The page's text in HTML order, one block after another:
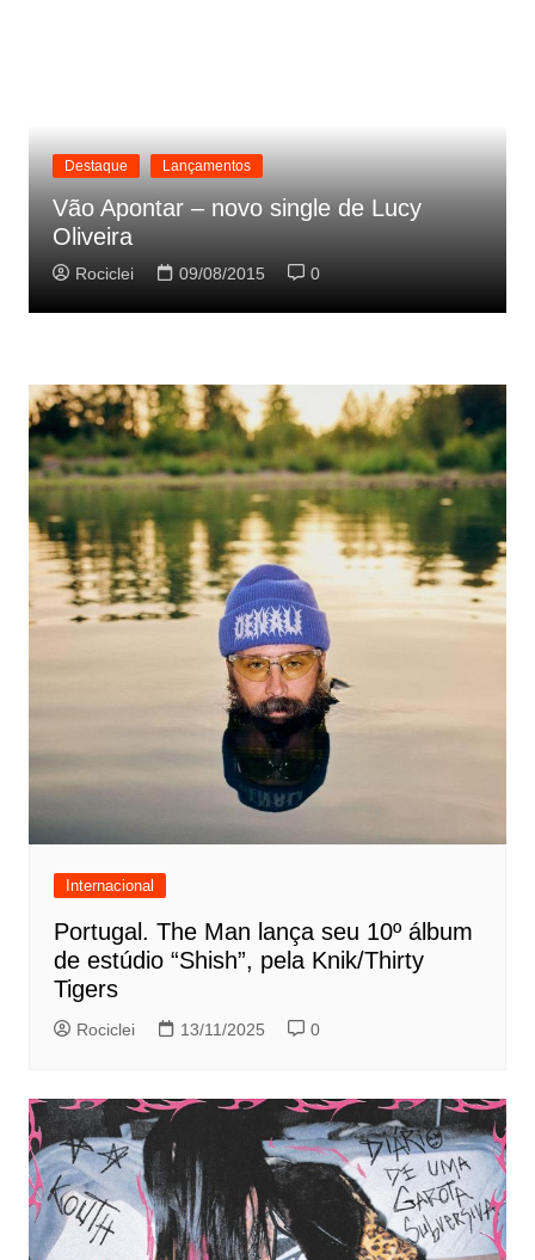
Destaque Lançamentos
Vão Apontar – novo single de Lucy
Oliveira
Rociclei 09/08/2015 0
Internacional
Portugal. The Man lança seu 10º álbum
de estúdio “Shish”, pela Knik/Thirty
Tigers
Rociclei 13/11/2025 0